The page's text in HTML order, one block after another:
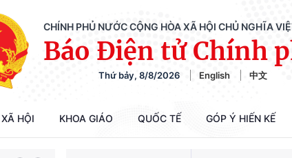
CHÍNH PHỦ NƯỚC CỘNG HÒA XÃ HỘI CHỦ NGHĨA
Báo Điện tử Chính
Thứ bảy, 8/8/2026 English 中文
XÃ HỘI KHOA GIÁO QUỐC TẾ GÓP Ý HIẾN KẾ